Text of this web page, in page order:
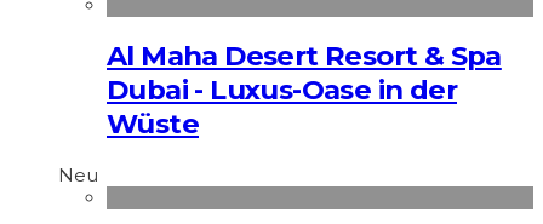
Al Maha Desert Resort & Spa
Dubai - Luxus-Oase in der
Wüste
Neu